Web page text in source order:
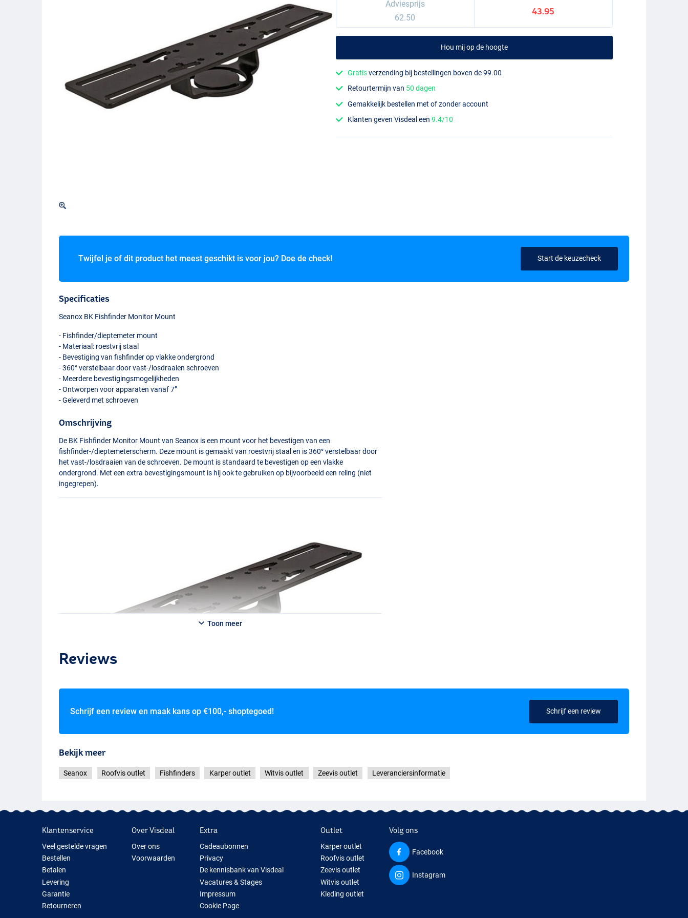
Adviesprijs
62.50
43.95
Hou mij op de hoogte
Gratisverzending bij bestellingen boven de 99.00
Retourtermijn van 50 dagen
Gemakkelijk bestellen met of zonder account
Klanten geven Visdeal een9.4/10
Twijfel je of dit product het meest geschikt is voor jou? Doe de check! Start de keuzecheck
Specificaties
Seanox BK Fishfinder Monitor Mount
- Fishfinder/dieptemeter mount
- Materiaal: roestvrij staal
- Bevestiging van fishfinder op vlakke ondergrond
- 360° verstelbaar door vast-/losdraaien schroeven
- Meerdere bevestigingsmogelijkheden
- Ontworpen voor apparaten vanaf 7’’
- Geleverd met schroeven
Omschrijving
De BK Fishfinder Monitor Mount van Seanox is een mount voor het bevestigen van een
fishfinder-/dieptemeterscherm. Deze mount is gemaakt van roestvrij staal en is 360° verstelbaar door
het vast-/losdraaien van de schroeven. De mount is standaard te bevestigen op een vlakke
ondergrond. Met een extra bevestigingsmount is hij ook te gebruiken op bijvoorbeeld een reling (niet
ingegrepen).
Toon meer
Reviews
Schrijf een review en maak kans op €100,- shoptegoed! Schrijf een review
Bekijk meer
Seanox Roofvis outlet Fishfinders Karper outlet Witvis outlet Zeevis outlet Leveranciersinformatie
Klantenservice
Veel gestelde vragen
Bestellen
Betalen
Levering
Garantie
Retourneren
Over Visdeal
Over ons
Voorwaarden
Extra
Cadeaubonnen
Privacy
De kennisbank van Visdeal
Vacatures & Stages
Impressum
Cookie Page
Outlet
Karper outlet
Roofvis outlet
Zeevis outlet
Witvis outlet
Kleding outlet
Volg ons
Facebook
Instagram